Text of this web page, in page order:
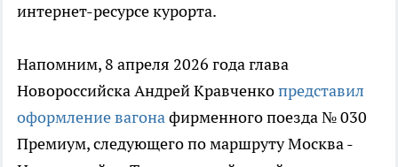
интернет-ресурсе курорта.
Напомним, 8 апреля 2026 года глава
Новороссийска Андрей Кравченкопредставил
оформление вагонафирменного поезда № 030
Премиум, следующего по маршруту Москва -